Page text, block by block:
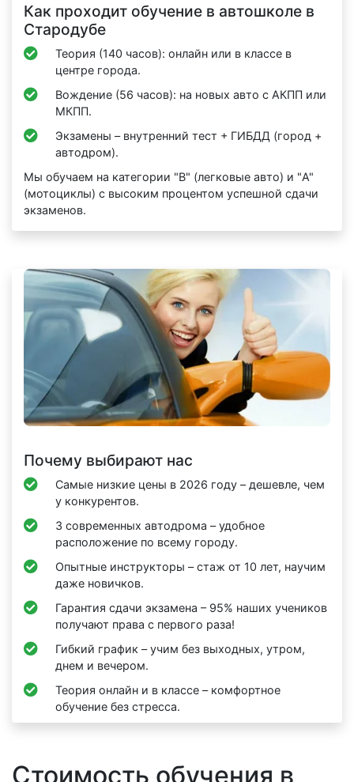
Как проходит обучение в автошколе в
Стародубе
Теория (140 часов): онлайн или в классе в
центре города.
Вождение (56 часов): на новых авто с АКПП или
МКПП.
Экзамены – внутренний тест + ГИБДД (город +
автодром).
Мы обучаем на категории "B" (легковые авто) и "A"
(мотоциклы) с высоким процентом успешной сдачи
экзаменов.
Почему выбирают нас
Самые низкие цены в 2026 году – дешевле, чем
у конкурентов.
3 современных автодрома – удобное
расположение по всему городу.
Опытные инструкторы – стаж от 10 лет, научим
даже новичков.
Гарантия сдачи экзамена – 95% наших учеников
получают права с первого раза!
Гибкий график – учим без выходных, утром,
днем и вечером.
Теория онлайн и в классе – комфортное
обучение без стресса.
Стоимость обучения в